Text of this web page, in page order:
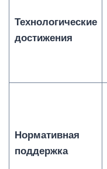
Технологические
достижения
Нормативная
поддержка